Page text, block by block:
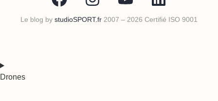
Le blog by studioSPORT.fr 2007 – 2026 Certifié ISO 9001
Drones